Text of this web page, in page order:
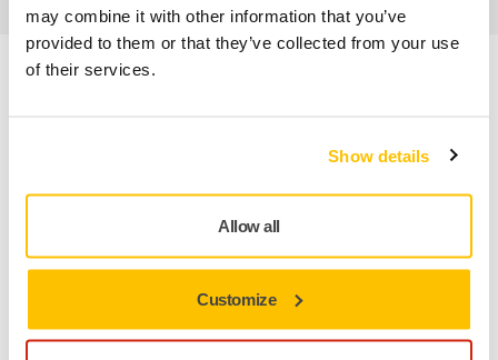
may combine it with other information that you’ve
provided to them or that they’ve collected from your use
of their services.
Show details
Allow all
Customize
Especificaciones técnicas
Descargas
Ultimax® Ligno está diseñado para aplicaciones de lijado de
madera. Corte rápido y uniforme gracias al patrón abrasivo
especial en forma de reloj de arena, larga vida útil con